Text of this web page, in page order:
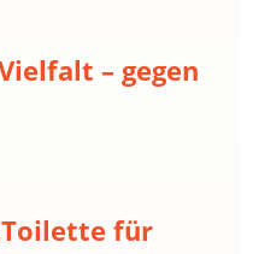
– gegen
für